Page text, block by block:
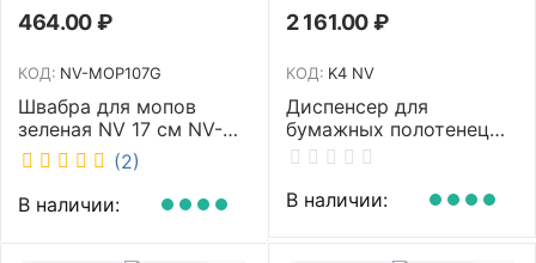
464.00₽
КОД: NV-MOP107G
Швабра для мопов
зеленая NV 17 см NV-
MOP107G (2)
В наличии:
2 161.00₽
КОД: K4 NV
Диспенсер для
бумажных полотенец
NV белый K4 NV
В наличии: